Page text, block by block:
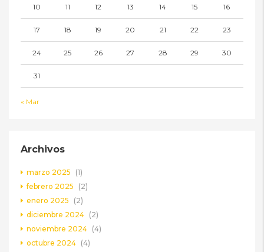
10 11 12 13 14 15 16
17 18 19 20 21 22 23
24 25 26 27 28 29 30
31
« Mar
Archivos
marzo 2025
(1)
febrero 2025
(2)
enero 2025
(2)
diciembre 2024 (2)
noviembre 2024 (4)
octubre 2024 (4)